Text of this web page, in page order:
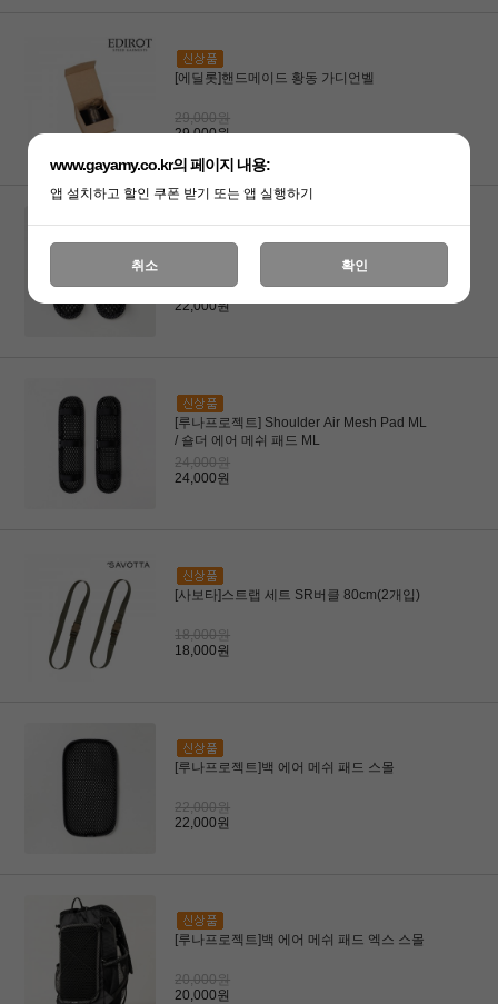
[에딜롯]핸드메이드 황동 가디언벨
29,000원
29,000원
[루나프로젝트] Shoulder Air Mesh Pad SM
22,000원
22,000원
[루나프로젝트] Shoulder Air Mesh Pad ML
/ 숄더 에어 메쉬 패드 ML
24,000원
24,000원
[사보타]스트랩 세트 SR버클 80cm(2개입)
18,000원
18,000원
[루나프로젝트]백 에어 메쉬 패드 스몰
22,000원
22,000원
[루나프로젝트]백 에어 메쉬 패드 엑스 스몰
20,000원
20,000원
www.gayamy.co.kr의 페이지 내용:
앱 설치하고 할인 쿠폰 받기 또는 앱 실행하기
취소 확인